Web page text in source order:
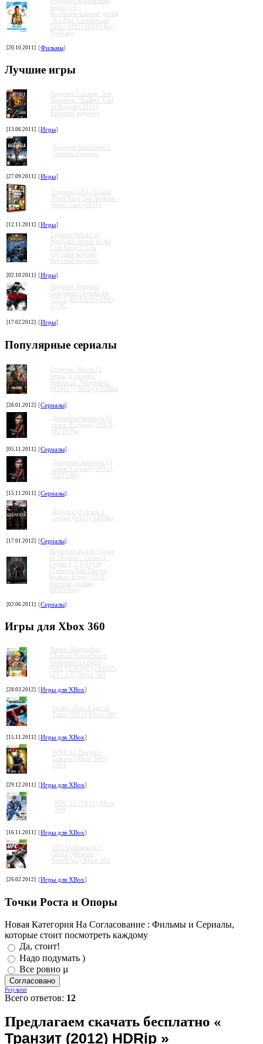
период 4:
Континентальный дрейф
/ Ice Age: Continental
Drift (2012) HDTVRip |
Трейлер
[20.10.2011] [Фильмы]
Лучшие игры
Торрент Сталкер: Зов
Припяти / Stalker: Call
of Pripyat (2011)
Рабочий торрент
[13.06.2011] [Игры]
Торрент battlefield 3
скачать торрент
[27.09.2011] [Игры]
Торрент GTA / Grand
Theft Auto San Andreas -
Super Cars (2011)
[12.11.2011] [Игры]
Торрент World of
WarCraft: Wrath of the
Lich King 3.3.5a
(русская версия)
Рабочий торрент
[02.10.2011] [Игры]
Торрент Торрент
Cиндикат / Syndicate
[2012, RUS/ENG/ENG,
L] PC
[17.02.2012] [Игры]
Популярные сериалы
Спартак: Месть [2
сезон, 1 серия] /
Spartacus: Vengeance
[02x01] (2012) WEBRip
[26.01.2012] [Сериалы]
Дневники вампира [3
сезон 8 серия] (2011)
HDTVRip
[05.11.2011] [Сериалы]
Дневники вампира [3
сезон 9 серия] (2011)
HDTVRip
[15.11.2011] [Сериалы]
Шерлок (2 сезон 3
серия) (2012) SATRip
[17.01.2012] [Сериалы]
Игра престолов / Game
of Thrones / Сезон 1 /
Серии 1,2,3,4 (10)
(Тимоти Ван Паттен,
Брайан Кирк) [2011,
фэнтези, драма,
HDTVRip]
[02.06.2011] [Сериалы]
Игры для Xbox 360
Naruto Shippuden:
Ultimate Ninja Storm
Generations (2012)
[PAL][ENG][L] (XGD3)
(LT+ 3.0) Xbox 360
[28.03.2012] [Игры для XBox]
Spider-Man: Edge of
Time (2011) Xbox 360
[15.11.2011] [Игры для XBox]
WWE 12 People's
Edition (Xbox 360)
2011
[29.12.2011] [Игры для XBox]
NHL 12 (2011) Xbox
360
[16.11.2011] [Игры для XBox]
UFC Undisputed 3
(2012) [Region
Free/ENG] Xbox 360
[26.02.2012] [Игры для XBox]
Точки Роста и Опоры
Новая Категория На Согласование : Фильмы и Сериалы,
которые стоит посмотреть каждому
Да, стоит!
Надо подумать )
Все ровно µ
Результат
Всего ответов: 12
»